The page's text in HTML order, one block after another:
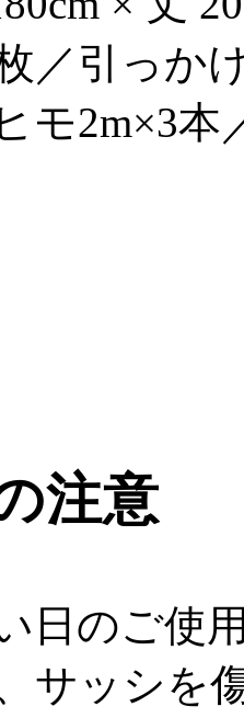
／引っか
モ2m×3本
注意
日のご使
サッシを